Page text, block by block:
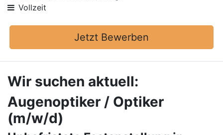
Vollzeit
Jetzt Bewerben
Wir suchen aktuell:
Augenoptiker / Optiker
(m/w/d)